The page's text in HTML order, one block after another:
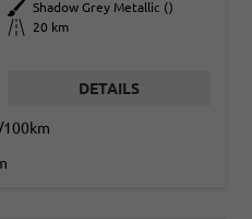
Außenfarbe
Shadow Grey Metallic ()
Kilometerstand
20 km
DETAILS